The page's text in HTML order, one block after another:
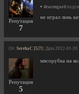
Репутация
7
• dracengard
не играл лень
От: SerehaC [5|7] | Дата 2012-01-
Репутация
5
мясорубка на